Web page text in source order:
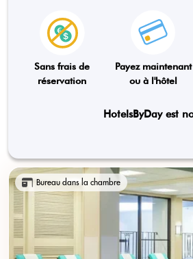
Sans frais de
réservation
Payez maintenant
ou à l'hôtel
HotelsByDay est
Bureau dans la chambre